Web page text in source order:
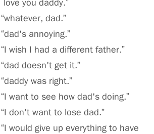
dad.”
annoying.”
wish I had a different father.”
doesn't get it.”
was right.”
want to see how dad's doing.”
don't want to lose dad.”
would give up everything to have